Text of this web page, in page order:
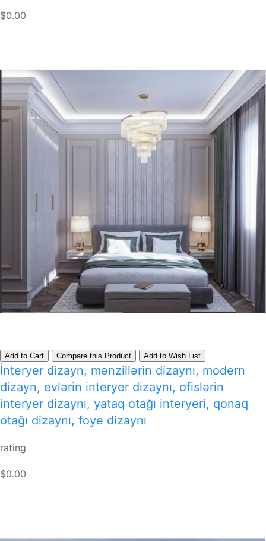
$0.00
Add to Cart Compare this Product Add to Wish List
İnteryer dizayn, mənzillərin dizaynı, modern
dizayn, evlərin interyer dizaynı, ofislərin
interyer dizaynı, yataq otağı interyeri, qonaq
otağı dizaynı, foye dizaynı
rating
$0.00